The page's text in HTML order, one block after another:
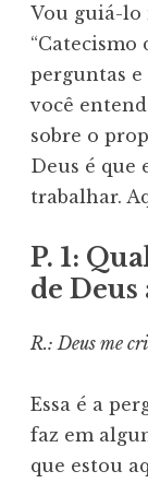
Vou guiá-lo
“Catecismo
perguntas e
você
sobre o
Deus é que
trabalhar.
P. 1:
de Deus
R.: Deus me
Essa é a
faz em
que estou